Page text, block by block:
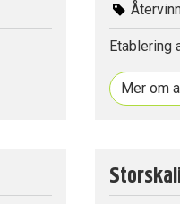
Etablering
Mer om